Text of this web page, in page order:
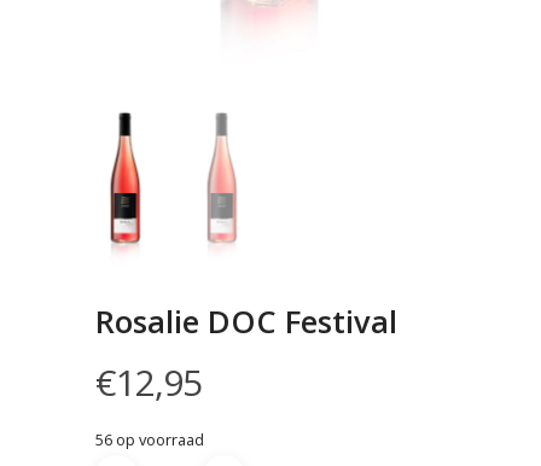
Rosalie DOC Festival
€12,95
56 op voorraad